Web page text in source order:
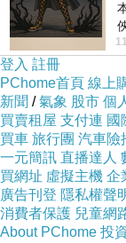
康選擇。
除了做法簡單
對下廚經驗不
化烹調又能享
下廚，本書是
水煮法做菜的
登入 註冊
PChome首頁 線上
新聞 /氣象 股市 個
買賣租屋 支付連 國
買車 旅行團 汽車險
一元簡訊 直播達人
買網址 虛擬主機 企
廣告刊登 隱私權聲
消費者保護 兒童網
About PChome 投